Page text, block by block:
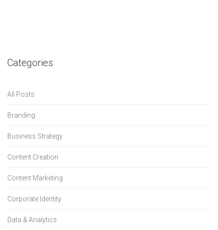
Categories
All Posts
Branding
Business Strategy
Content Creation
Content Marketing
Corporate Identity
Data & Analytics